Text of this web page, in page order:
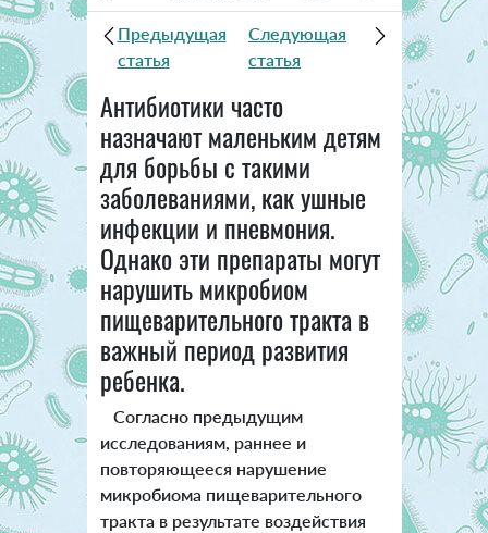
Предыдущая
статья
Следующая
статья
Антибиотики часто
назначают маленьким детям
для борьбы с такими
заболеваниями, как ушные
инфекции и пневмония.
Однако эти препараты могут
нарушить микробиом
пищеварительного тракта в
важный период развития
ребенка.
Согласно предыдущим
исследованиям, раннее и
повторяющееся нарушение
микробиома пищеварительного
тракта в результате воздействия